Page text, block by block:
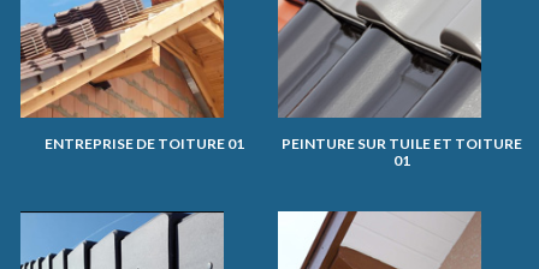
ENTREPRISE DE TOITURE 01
PEINTURE SUR TUILE ET TOITURE
01